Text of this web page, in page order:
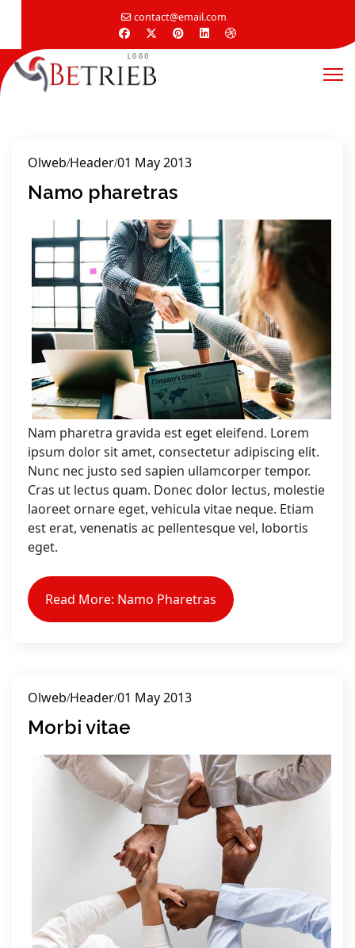
contact@email.com
Namo pharetras
Olweb Header01 May 2013
Nam pharetra gravida est eget eleifend. Lorem
ipsum dolor sit amet, consectetur adipiscing elit.
Nunc nec justo sed sapien ullamcorper tempor.
Cras ut lectus quam. Donec dolor lectus, molestie
laoreet ornare eget, vehicula vitae neque. Etiam
est erat, venenatis ac pellentesque vel, lobortis
eget.
Read More: Namo Pharetras
Morbi vitae
Olweb Header01 May 2013